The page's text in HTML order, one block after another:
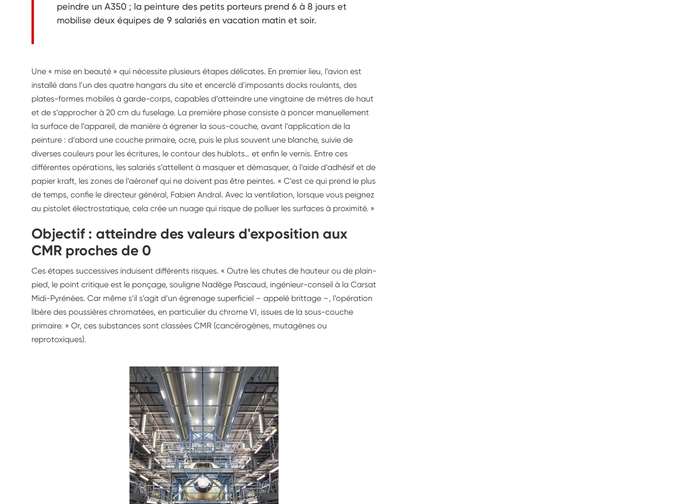
peindre un A350 ; la peinture des petits porteurs prend 6 à 8 jours et
mobilise deux équipes de 9 salariés en vacation matin et soir.
Une « mise en beauté » qui nécessite plusieurs étapes délicates. En premier lieu, l’avion est
installé dans l’un des quatre hangars du site et encerclé d’imposants docks roulants, des
plates-formes mobiles à garde-corps, capables d’atteindre une vingtaine de mètres de haut
et de s’approcher à 20 cm du fuselage. La première phase consiste à poncer manuellement
la surface de l’appareil, de manière à égrener la sous-couche, avant l’application de la
peinture : d’abord une couche primaire, ocre, puis le plus souvent une blanche, suivie de
diverses couleurs pour les écritures, le contour des hublots… et enfin le vernis. Entre ces
différentes opérations, les salariés s’attellent à masquer et démasquer, à l’aide d’adhésif et de
papier kraft, les zones de l’aéronef qui ne doivent pas être peintes. « C’est ce qui prend le plus
de temps, confie le directeur général, Fabien Andral. Avec la ventilation, lorsque vous peignez
au pistolet électrostatique, cela crée un nuage qui risque de polluer les surfaces à proximité. »
Objectif : atteindre des valeurs d'exposition aux
CMR proches de 0
Ces étapes successives induisent différents risques. « Outre les chutes de hauteur ou de plain-
pied, le point critique est le ponçage, souligne Nadège Pascaud, ingénieur-conseil à la Carsat
Midi-Pyrénées. Car même s’il s’agit d’un égrenage superficiel – appelé brittage –, l’opération
libère des poussières chromatées, en particulier du chrome VI, issues de la sous-couche
primaire. » Or, ces substances sont classées CMR (cancérogènes, mutagènes ou
reprotoxiques).